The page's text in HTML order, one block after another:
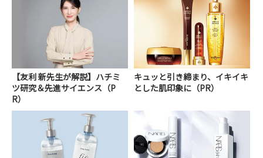
【友利 新先生が解説】ハチミ
ツ研究＆先進サイエンス（P
R）
キュッと引き締まり、イキイキ
とした肌印象に（PR）